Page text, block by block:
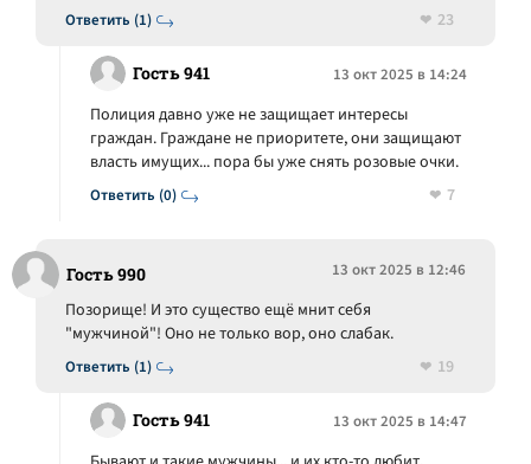
Ответить (1)
23
Гость 941 13 окт 2025 в 14:24
Ответить (0)
Полиция давно уже не защищает интересы
граждан. Граждане не приоритете, они защищают
власть имущих... пора бы уже снять розовые очки.
7
Гость 990 13 окт 2025 в 12:46
Ответить (1)
Позорище! И это существо ещё мнит себя
"мужчиной"! Оно не только вор, оно слабак.
19
Гость 941 13 окт 2025 в 14:47